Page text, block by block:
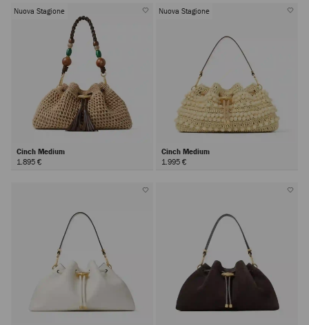
Nuova Stagione
Cinch Medium
1.895 €
Nuova Stagione
Cinch Medium
1.995 €